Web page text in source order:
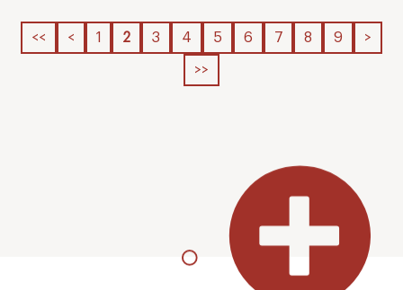
<< < 1 2 3 4 5 6 7 8 9 >
>>